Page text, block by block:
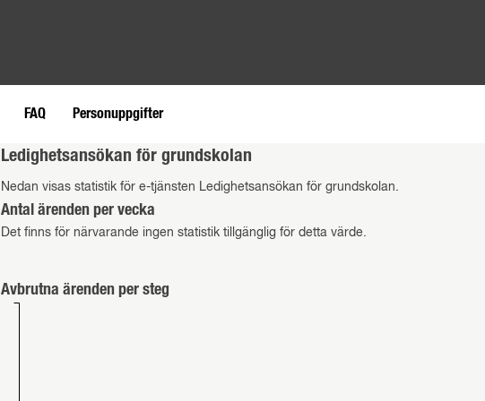
FAQ Personuppgifter
Ledighetsansökan för grundskolan
Nedan visas statistik för e-tjänsten Ledighetsansökan för grundskolan.
Antal ärenden per vecka
Det finns för närvarande ingen statistik tillgänglig för detta värde.
Avbrutna ärenden per steg